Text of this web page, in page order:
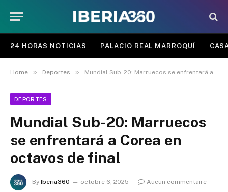
24 HORAS NOTICIAS PALACIO REAL MARROQUÍ
Home » Deportes » Mundial Sub-20: Marruecos se enfrentará a Corea en octavos de final
DEPORTES
Mundial Sub-20: Marruecos
se enfrentará a Corea en
octavos de final
By Iberia360 octobre 6, 2025
Aucun commentaire